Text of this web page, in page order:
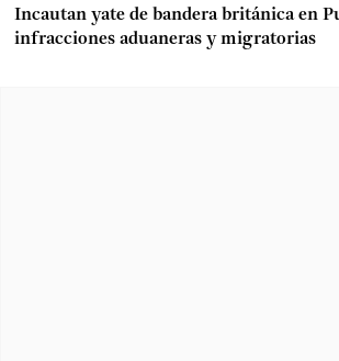
Incautan yate de bandera británica en
infracciones aduaneras y migratorias